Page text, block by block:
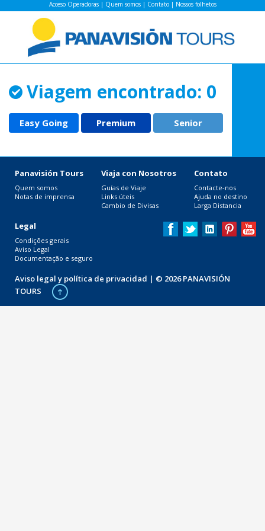
Acceso Operadoras| Quem somos| Contato| Nossos folhetos
Viagem encontrado: 0
Easy Going Premium Senior
Panavisión Tours
Quem somos
Notas de imprensa
Viaja con Nosotros
Guías de Viaje
Links úteis
Cambio de Divisas
Contato
Contacte-nos
Ajuda no destino
Larga Distancia
Legal
Condições gerais
Aviso Legal
Documentação e seguro
Aviso legal y política de privacidad | © 2026 PANAVISIÓN
TOURS